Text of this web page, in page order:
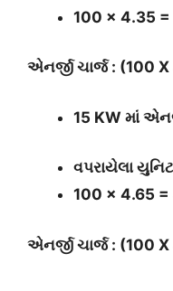
100 x 4.35
એનર્જી ચાર્જ : (100
15 KW માં
વપરાયેલા
100 x 4.65 =
એનર્જી ચાર્જ : (100